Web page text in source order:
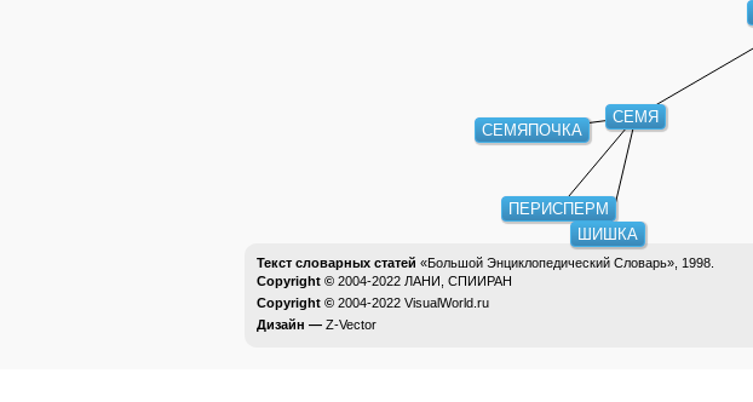
СЕМЯ
ПЕРИСПЕРМ
СЕМЯПОЧКА
ШИШКА
Текст словарных статей «Большой Энциклопедический Словарь», 1998.
Copyright © 2004-2022 ЛАНИ, СПИИРАН
Copyright © 2004-2022 VisualWorld.ru
Дизайн — Z-Vector